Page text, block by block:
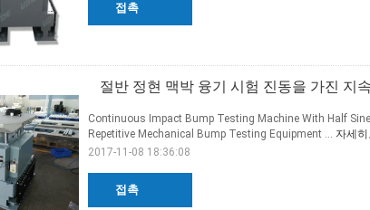
접촉
절반 정현 맥박 융기 시험 진동을 가진 지
접촉
Continuous Impact Bump Testing Machine With Half
Repetitive Mechanical Bump Testing Equipment ... 자세히
2017-11-08 18:36:08